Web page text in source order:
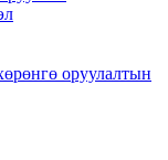
оруулалтын